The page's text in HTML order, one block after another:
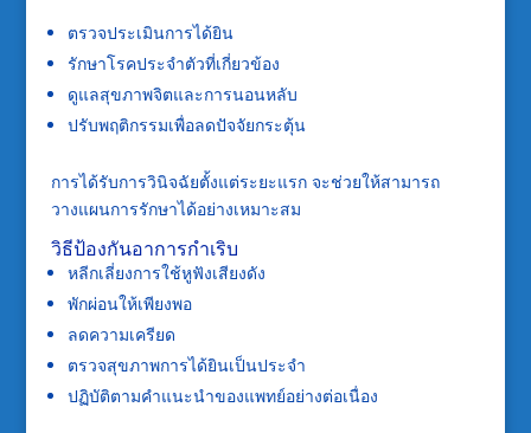
ตรวจประเมินการได้ยิน
รักษาโรคประจำตัวที่เกี่ยวข้อง
ดูแลสุขภาพจิตและการนอนหลับ
ปรับพฤติกรรมเพื่อลดปัจจัยกระตุ้น
การได้รับการวินิจฉัยตั้งแต่ระยะแรก จะช่วยให้สามารถ
วางแผนการรักษาได้อย่างเหมาะสม
วิธีป้องกันอาการกำเริบ
หลีกเลี่ยงการใช้หูฟังเสียงดัง
พักผ่อนให้เพียงพอ
ลดความเครียด
ตรวจสุขภาพการได้ยินเป็นประจำ
ปฏิบัติตามคำแนะนำของแพทย์อย่างต่อเนื่อง